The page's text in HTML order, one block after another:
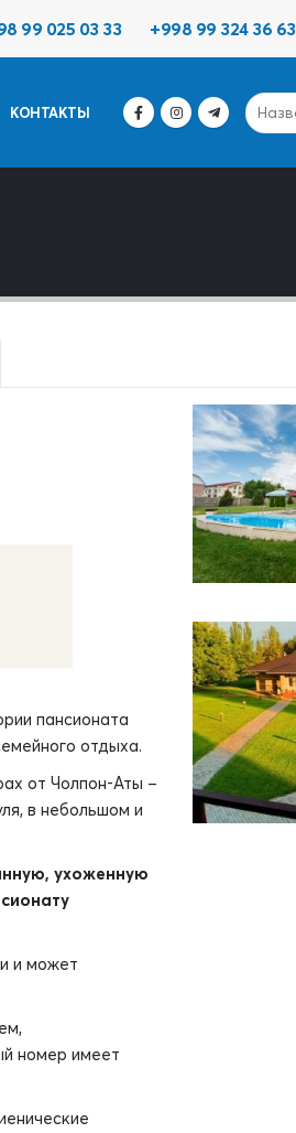
99 025 03 33 +998 99 324 36 63
КОНТАКТЫ
пансионата
отдыха.
от Чолпон-Аты –
в небольшом и
ухоженную
и может
номер имеет